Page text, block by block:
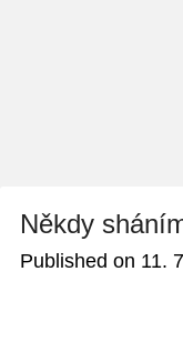
Někdy
Published on 11.